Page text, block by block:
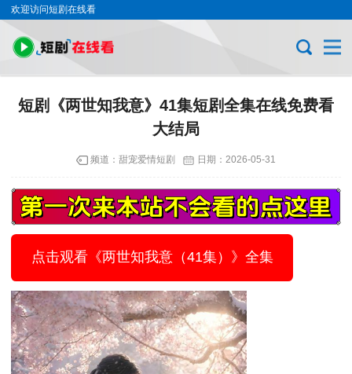
欢迎访问短剧在线看
短剧《两世知我意》41集短剧全集在线免费看
大结局
频道： 甜宠爱情短剧 日期： 2026-05-31
点击观看《两世知我意（41集）》全集